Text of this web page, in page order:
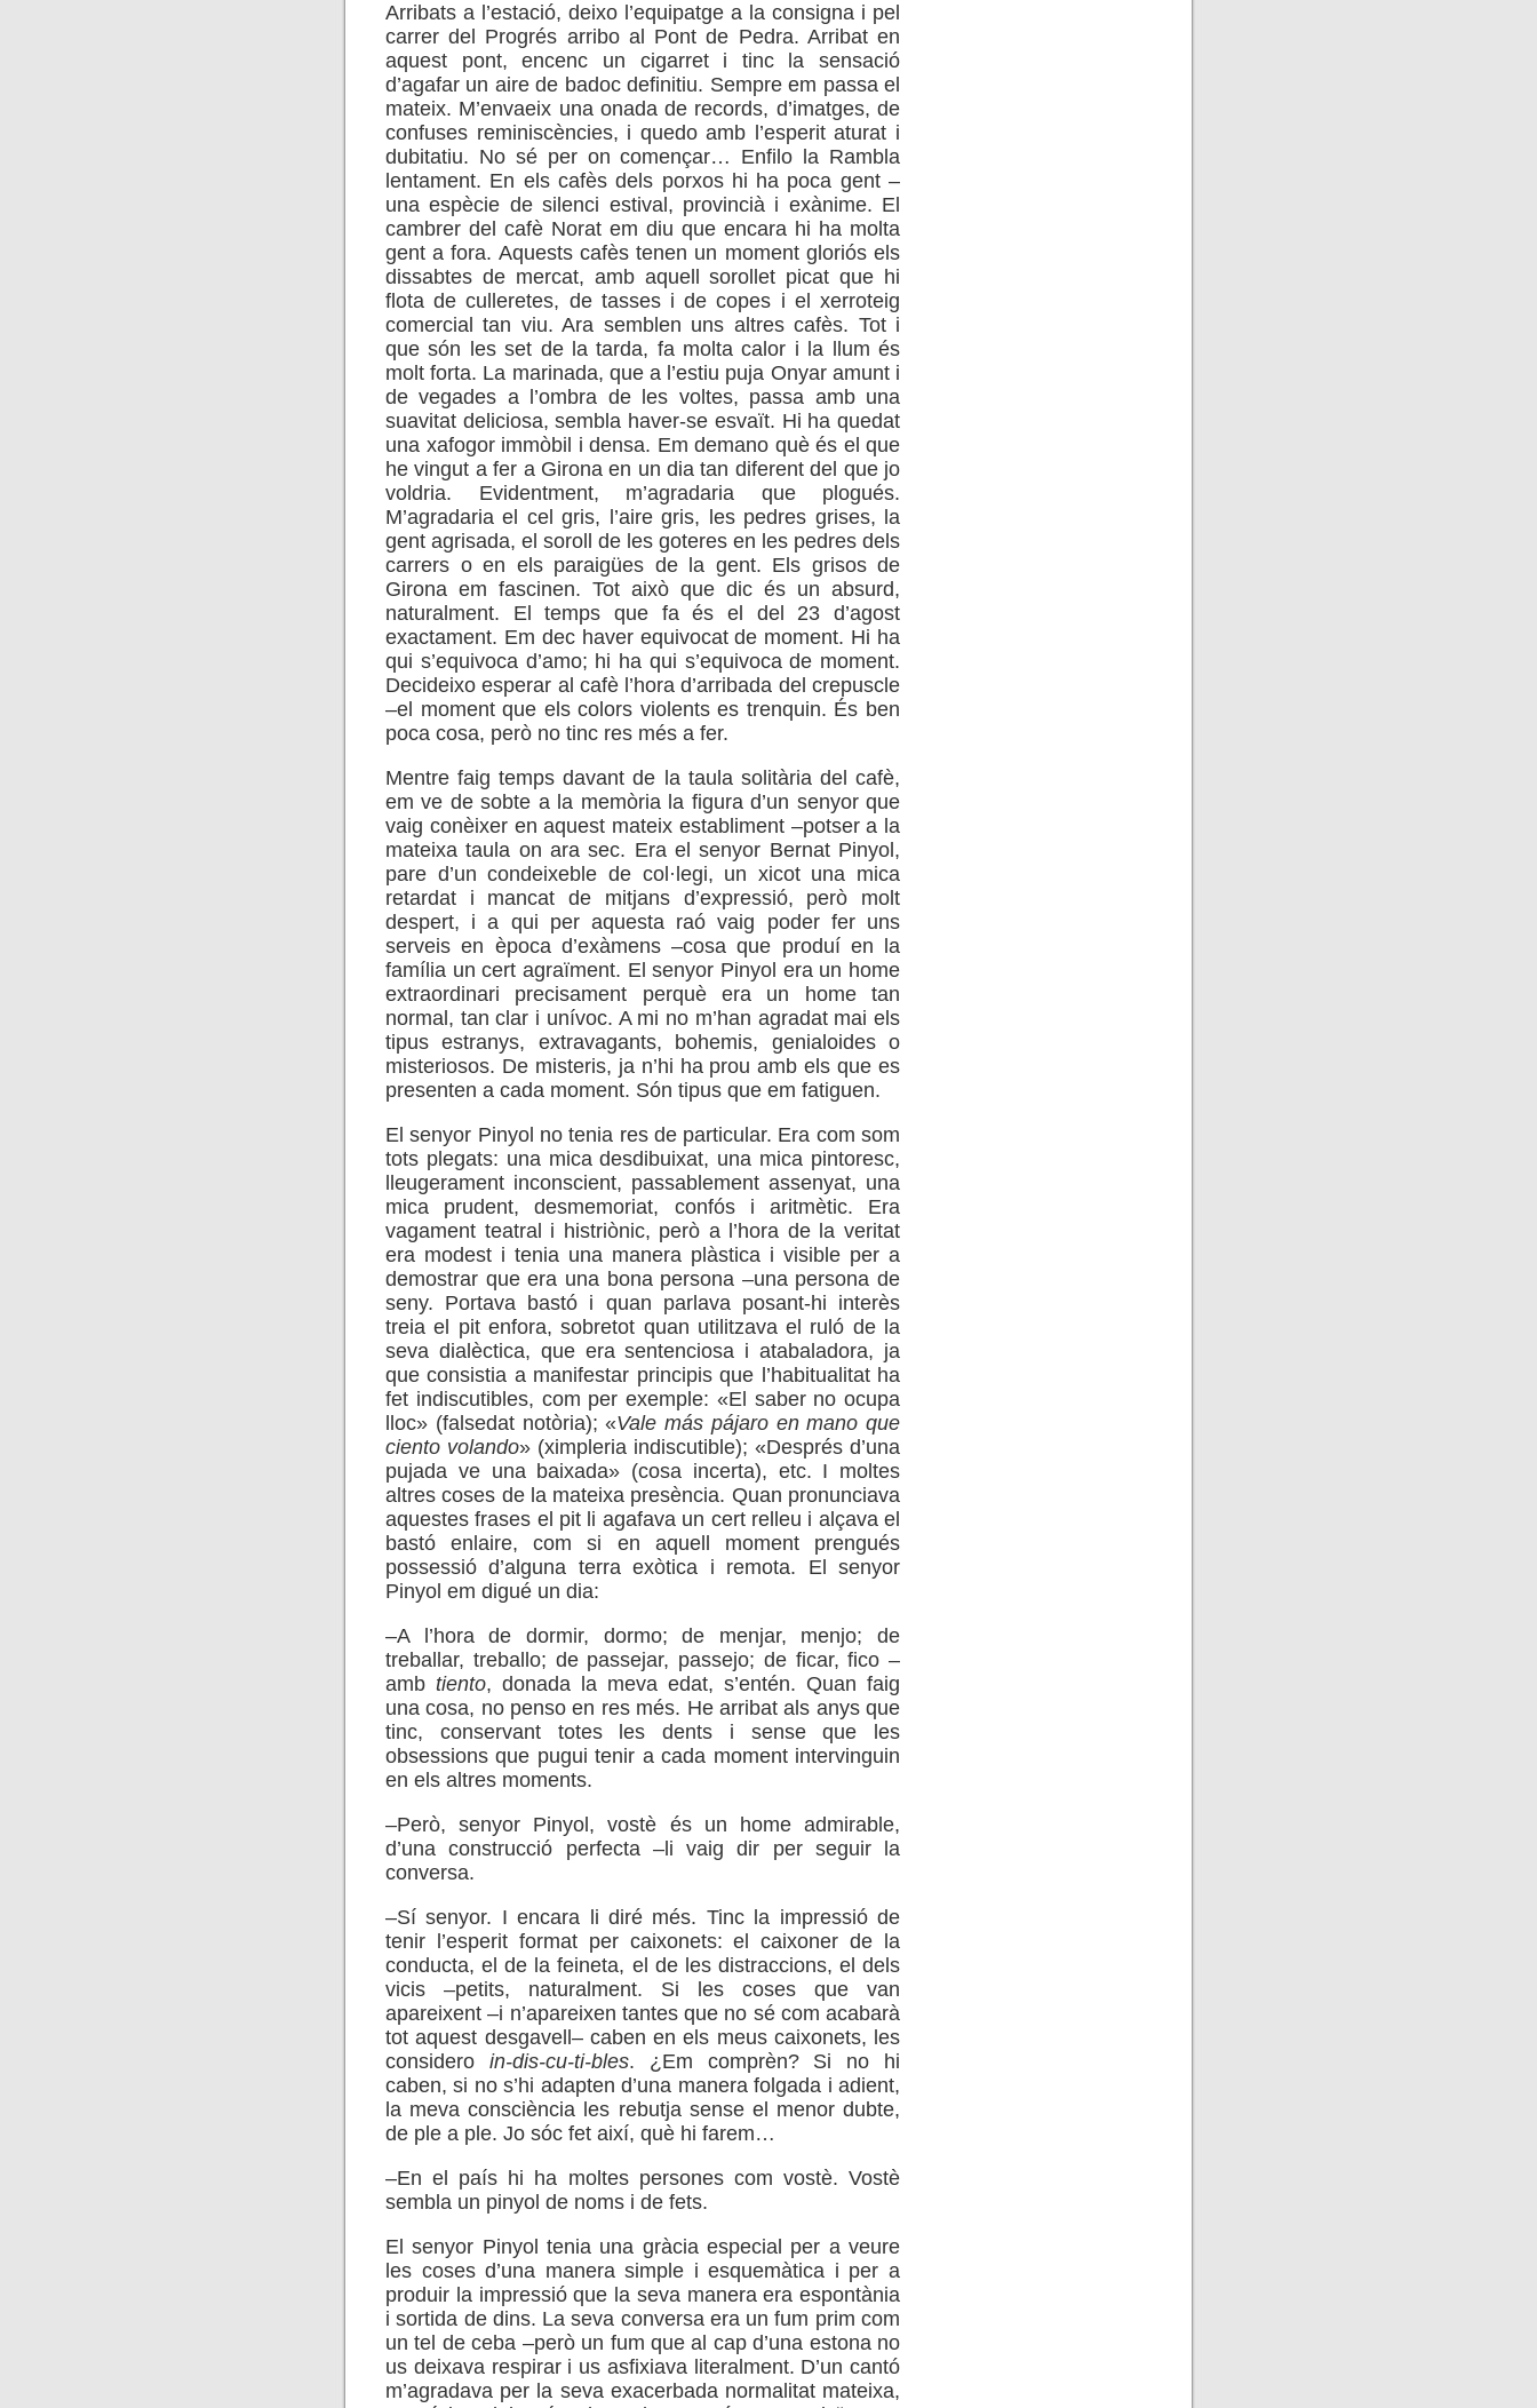
Arribats a l’estació, deixo l’equipatge a la consigna i pel
carrer del Progrés arribo al Pont de Pedra. Arribat en
aquest pont, encenc un cigarret i tinc la sensació
d’agafar un aire de badoc definitiu. Sempre em passa el
mateix. M’envaeix una onada de records, d’imatges, de
confuses reminiscències, i quedo amb l’esperit aturat i
dubitatiu. No sé per on començar… Enfilo la Rambla
lentament. En els cafès dels porxos hi ha poca gent –
una espècie de silenci estival, provincià i exànime. El
cambrer del cafè Norat em diu que encara hi ha molta
gent a fora. Aquests cafès tenen un moment gloriós els
dissabtes de mercat, amb aquell sorollet picat que hi
flota de culleretes, de tasses i de copes i el xerroteig
comercial tan viu. Ara semblen uns altres cafès. Tot i
que són les set de la tarda, fa molta calor i la llum és
molt forta. La marinada, que a l’estiu puja Onyar amunt i
de vegades a l’ombra de les voltes, passa amb una
suavitat deliciosa, sembla haver-se esvaït. Hi ha quedat
una xafogor immòbil i densa. Em demano què és el que
he vingut a fer a Girona en un dia tan diferent del que jo
voldria. Evidentment, m’agradaria que plogués.
M’agradaria el cel gris, l’aire gris, les pedres grises, la
gent agrisada, el soroll de les goteres en les pedres dels
carrers o en els paraigües de la gent. Els grisos de
Girona em fascinen. Tot això que dic és un absurd,
naturalment. El temps que fa és el del 23 d’agost
exactament. Em dec haver equivocat de moment. Hi ha
qui s’equivoca d’amo; hi ha qui s’equivoca de moment.
Decideixo esperar al cafè l’hora d’arribada del crepuscle
–el moment que els colors violents es trenquin. És ben
poca cosa, però no tinc res més a fer.
Mentre faig temps davant de la taula solitària del cafè,
em ve de sobte a la memòria la figura d’un senyor que
vaig conèixer en aquest mateix establiment –potser a la
mateixa taula on ara sec. Era el senyor Bernat Pinyol,
pare d’un condeixeble de col·legi, un xicot una mica
retardat i mancat de mitjans d’expressió, però molt
despert, i a qui per aquesta raó vaig poder fer uns
serveis en època d’exàmens –cosa que produí en la
família un cert agraïment. El senyor Pinyol era un home
extraordinari precisament perquè era un home tan
normal, tan clar i unívoc. A mi no m’han agradat mai els
tipus estranys, extravagants, bohemis, genialoides o
misteriosos. De misteris, ja n’hi ha prou amb els que es
presenten a cada moment. Són tipus que em fatiguen.
El senyor Pinyol no tenia res de particular. Era com som
tots plegats: una mica desdibuixat, una mica pintoresc,
lleugerament inconscient, passablement assenyat, una
mica prudent, desmemoriat, confós i aritmètic. Era
vagament teatral i histriònic, però a l’hora de la veritat
era modest i tenia una manera plàstica i visible per a
demostrar que era una bona persona –una persona de
seny. Portava bastó i quan parlava posant-hi interès
treia el pit enfora, sobretot quan utilitzava el ruló de la
seva dialèctica, que era sentenciosa i atabaladora, ja
que consistia a manifestar principis que l’habitualitat ha
fet indiscutibles, com per exemple: «El saber no ocupa
lloc» (falsedat notòria); «Vale más pájaro en mano que
ciento volando» (ximpleria indiscutible); «Després d’una
pujada ve una baixada» (cosa incerta), etc. I moltes
altres coses de la mateixa presència. Quan pronunciava
aquestes frases el pit li agafava un cert relleu i alçava el
bastó enlaire, com si en aquell moment prengués
possessió d’alguna terra exòtica i remota. El senyor
Pinyol em digué un dia:
–A l’hora de dormir, dormo; de menjar, menjo; de
treballar, treballo; de passejar, passejo; de ficar, fico –
amb tiento, donada la meva edat, s’entén. Quan faig
una cosa, no penso en res més. He arribat als anys que
tinc, conservant totes les dents i sense que les
obsessions que pugui tenir a cada moment intervinguin
en els altres moments.
–Però, senyor Pinyol, vostè és un home admirable,
d’una construcció perfecta –li vaig dir per seguir la
conversa.
–Sí senyor. I encara li diré més. Tinc la impressió de
tenir l’esperit format per caixonets: el caixoner de la
conducta, el de la feineta, el de les distraccions, el dels
vicis –petits, naturalment. Si les coses que van
apareixent –i n’apareixen tantes que no sé com acabarà
tot aquest desgavell– caben en els meus caixonets, les
considero in-dis-cu-ti-bles. ¿Em comprèn? Si no hi
caben, si no s’hi adapten d’una manera folgada i adient,
la meva consciència les rebutja sense el menor dubte,
de ple a ple. Jo sóc fet així, què hi farem…
–En el país hi ha moltes persones com vostè. Vostè
sembla un pinyol de noms i de fets.
El senyor Pinyol tenia una gràcia especial per a veure
les coses d’una manera simple i esquemàtica i per a
produir la impressió que la seva manera era espontània
i sortida de dins. La seva conversa era un fum prim com
un tel de ceba –però un fum que al cap d’una estona no
us deixava respirar i us asfixiava literalment. D’un cantó
m’agradava per la seva exacerbada normalitat mateixa,